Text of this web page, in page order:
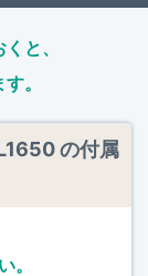
と、
。
の付属
。